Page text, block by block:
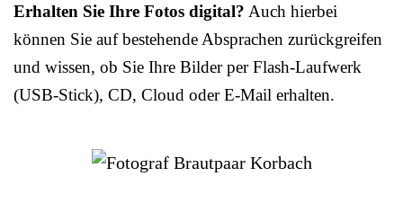
Erhalten Sie Ihre Fotos digital? Auch hierbei
können Sie auf bestehende Absprachen zurückgreifen
und wissen, ob Sie Ihre Bilder per Flash-Laufwerk
(USB-Stick), CD, Cloud oder E-Mail erhalten.